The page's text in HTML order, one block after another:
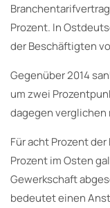
Prozent. In
der Beschäftigten
Gegenüber 2014
um zwei
dagegen verglichen
Für acht Prozent
Prozent im Osten
Gewerkschaft
bedeutet einen